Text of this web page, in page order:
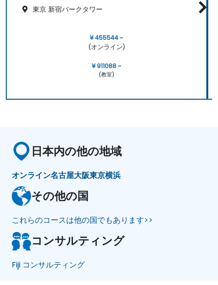
東京 新宿パークタワー
¥ 455544 ~
(オンライン)
¥ 911088 ~
(教室)
日本内の他の地域
オンライン名古屋大阪東京横浜
その他の国
これらのコースは他の国でもあります>>
コンサルティング
Fiji コンサルティング